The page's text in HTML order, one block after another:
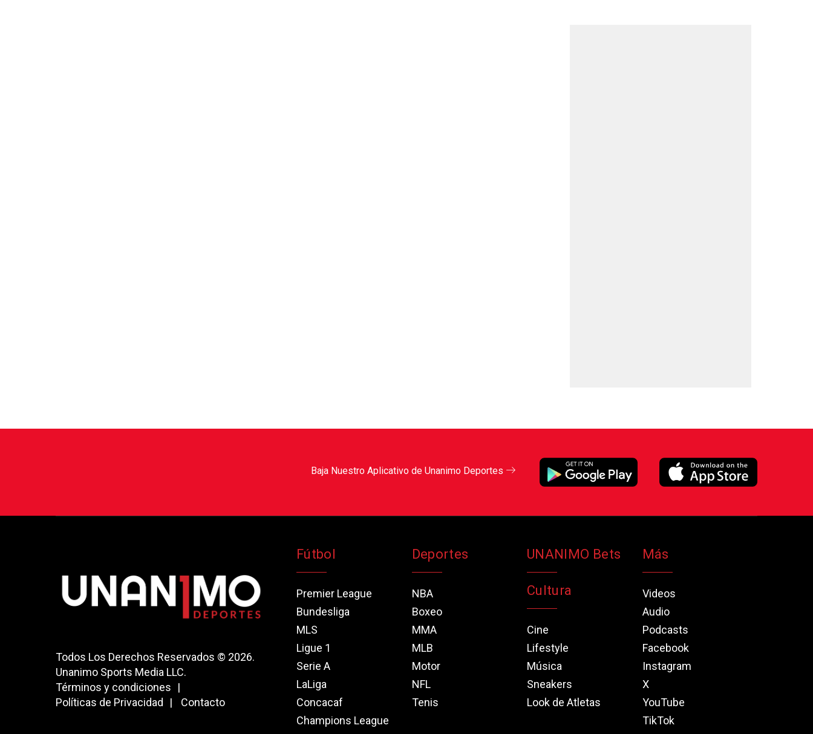
Baja Nuestro Aplicativo de Unanimo Deportes
Todos Los Derechos Reservados © 2026.
Unanimo Sports Media LLC.
Términos y condiciones
Políticas de Privacidad
Contacto
Fútbol
Premier League
Bundesliga
MLS
Ligue 1
Serie A
LaLiga
Concacaf
Champions League
Deportes
NBA
Boxeo
MMA
MLB
Motor
NFL
Tenis
UNANIMO Bets
Cultura
Cine
Lifestyle
Música
Sneakers
Look de Atletas
Más
Videos
Audio
Podcasts
Facebook
Instagram
X
YouTube
TikTok